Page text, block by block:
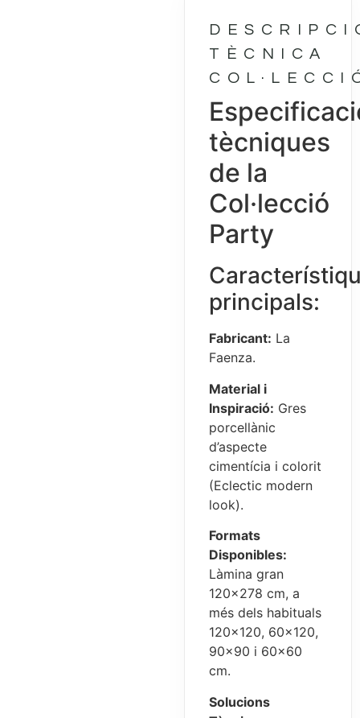
TÈCNICA
tècniques
de la
Col·lecció
Party
principals:
Fabricant: La
Faenza.
Material i
Inspiració: Gres
porcellànic
d’aspecte
cimentícia i colorit
(Eclectic modern
look).
Formats
Disponibles:
Làmina gran
120×278 cm, a
més dels habituals
120×120, 60×120,
90×90 i 60×60
cm.
Solucions